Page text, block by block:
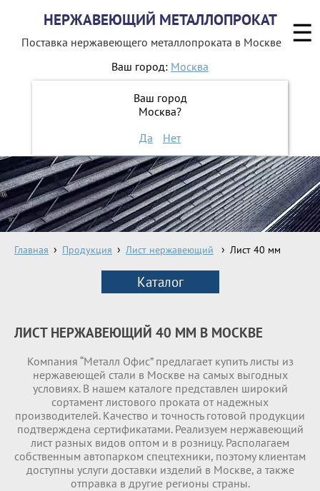
НЕРЖАВЕЮЩИЙ МЕТАЛЛОПРОКАТ
Поставка нержавеющего металлопроката в Москве
Ваш город: Москва
Ваш город
Москва?
Да
Нет
8 800 551-16-44
ЗАКАЗАТЬ ОБРАТНЫЙ ЗВОНОК
Главная Продукция Лист нержавеющий Лист 40 мм
Каталог
ЛИСТ НЕРЖАВЕЮЩИЙ 40 ММ В МОСКВЕ
Компания “Металл Офис” предлагает купить листы из
нержавеющей стали в Москве на самых выгодных
условиях. В нашем каталоге представлен широкий
сортамент листового проката от надежных
производителей. Качество и точность готовой продукции
подтверждена сертификатами. Реализуем нержавеющий
лист разных видов оптом и в розницу. Располагаем
собственным автопарком спецтехники, поэтому клиентам
доступны услуги доставки изделий в Москве, а также
отправка в другие регионы страны.
☰